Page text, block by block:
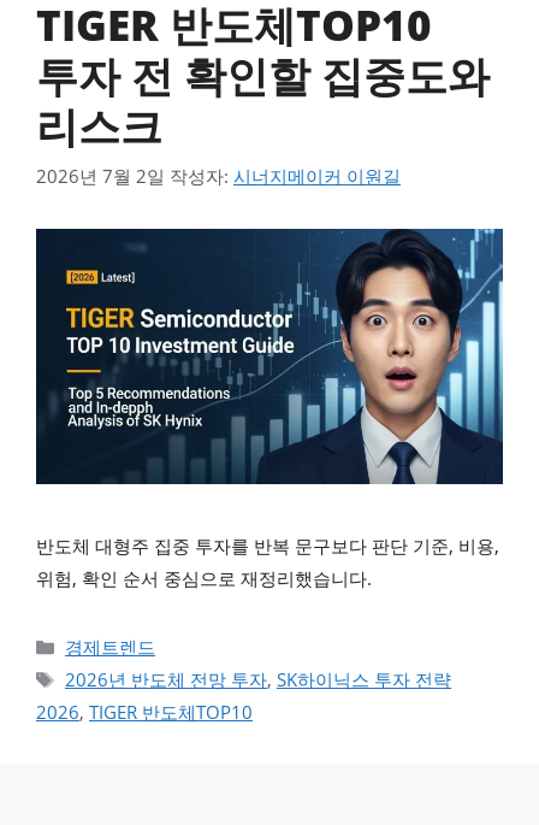
TIGER 반도체TOP10
투자 전 확인할 집중도와
리스크
2026년 7월 2일 작성자: 시너지메이커 이원길
반도체 대형주 집중 투자를 반복 문구보다 판단 기준, 비용,
위험, 확인 순서 중심으로 재정리했습니다.
카테고리
경제트렌드
태그
2026년 반도체 전망 투자, SK하이닉스 투자 전략
2026, TIGER 반도체TOP10